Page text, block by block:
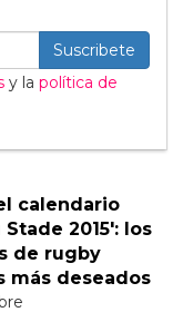
Suscribete
y la política de
calendario
2015': los
de rugby
más deseados